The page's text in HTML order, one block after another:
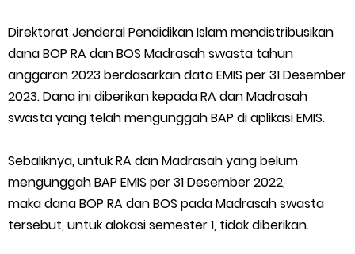
Direktorat Jenderal Pendidikan Islam mendistribusikan
dana BOP RA dan BOS Madrasah swasta tahun
anggaran 2023 berdasarkan data EMIS per 31 Desember
2023. Dana ini diberikan kepada RA dan Madrasah
swasta yang telah mengunggah BAP di aplikasi EMIS.
Sebaliknya, untuk RA dan Madrasah yang belum
mengunggah BAP EMIS per 31 Desember 2022,
maka dana BOP RA dan BOS pada Madrasah swasta
tersebut, untuk alokasi semester 1, tidak diberikan.